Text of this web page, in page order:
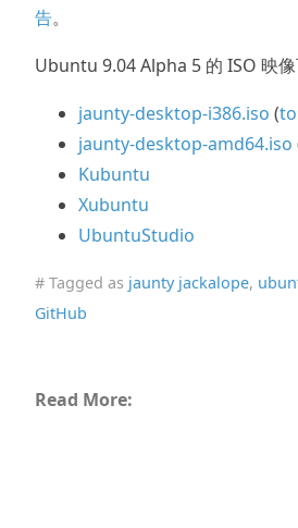
告。
Ubuntu 9.04 Alpha 5 的 ISO 映像
jaunty-desktop-i386.iso (
jaunty-desktop-amd64.iso
Kubuntu
Xubuntu
UbuntuStudio
# Tagged as jaunty jackalope,
GitHub
Read More: